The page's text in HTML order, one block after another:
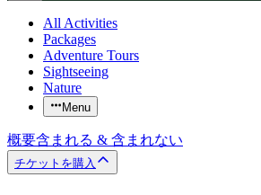
All Activities
Packages
Adventure Tours
Sightseeing
Nature
Menu
概要含まれる & 含まれない
チケットを購入